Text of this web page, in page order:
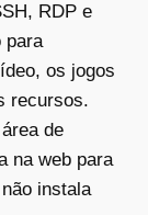
RDP e
para
os jogos
recursos.
de
na web para
instala